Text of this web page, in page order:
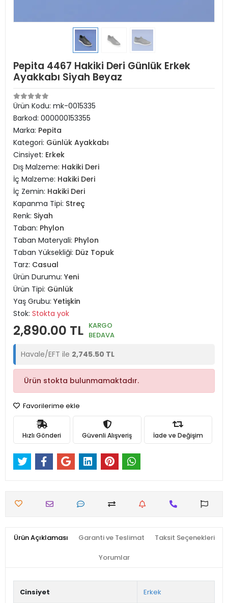
Pepita 4467 Hakiki Deri Günlük Erkek
Ayakkabı Siyah Beyaz
Ürün Kodu: mk-0015335
Barkod: 000000153355
Marka: Pepita
Kategori: Günlük Ayakkabı
Cinsiyet: Erkek
Dış Malzeme: Hakiki Deri
İç Malzeme: Hakiki Deri
İç Zemin: Hakiki Deri
Kapanma Tipi: Streç
Renk: Siyah
Taban: Phylon
Taban Materyali: Phylon
Taban Yüksekliği: Düz Topuk
Tarz: Casual
Ürün Durumu: Yeni
Ürün Tipi: Günlük
Yaş Grubu: Yetişkin
Stok: Stokta yok
2,890.00 TL KARGO
BEDAVA
Havale/EFT ile 2,745.50 TL
Ürün stokta bulunmamaktadır.
Favorilerime ekle
Hızlı Gönderi Güvenli Alışveriş İade ve Değişim
Ürün Açıklaması Garanti ve Teslimat Taksit Seçenekleri
Yorumlar
Cinsiyet Erkek